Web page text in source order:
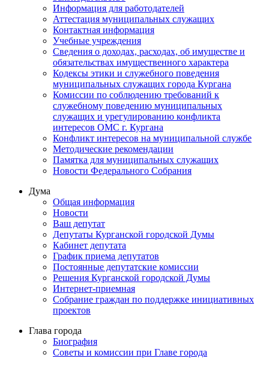
Информация для работодателей
Аттестация муниципальных служащих
Контактная информация
Учебные учреждения
Сведения о доходах, расходах, об имуществе и
обязательствах имущественного характера
Кодексы этики и служебного поведения
муниципальных служащих города Кургана
Комиссии по соблюдению требований к
служебному поведению муниципальных
служащих и урегулированию конфликта
интересов ОМС г. Кургана
Конфликт интересов на муниципальной службе
Методические рекомендации
Памятка для муниципальных служащих
Новости Федерального Cобрания
Дума
Общая информация
Новости
Ваш депутат
Депутаты Курганской городской Думы
Кабинет депутата
График приема депутатов
Постоянные депутатские комиссии
Решения Курганской городской Думы
Интернет-приемная
Собрание граждан по поддержке инициативных
проектов
Глава города
Биография
Советы и комиссии при Главе города